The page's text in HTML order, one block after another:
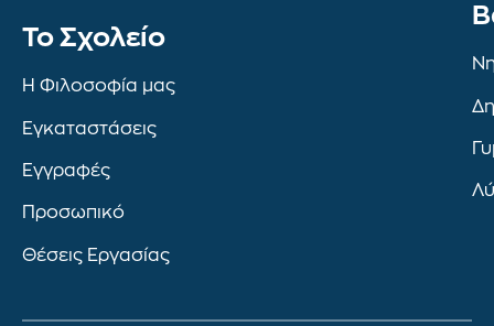
To Σχολείο
Η Φιλοσοφία μας
Εγκαταστάσεις
Εγγραφές
Προσωπικό
Θέσεις Εργασίας